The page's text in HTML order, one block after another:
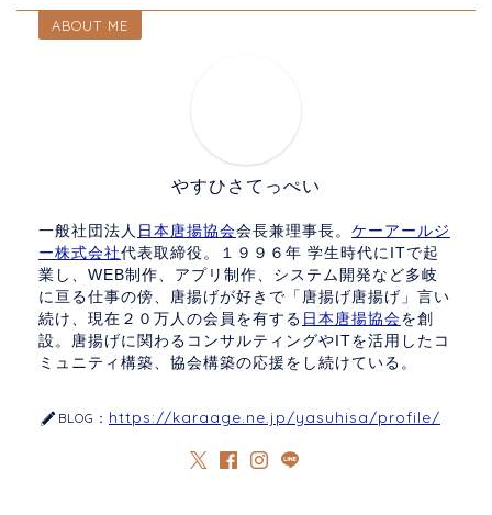
ABOUT ME
やすひさてっぺい
一般社団法人 日本唐揚協会会長兼理事長。 ケーアールジ
ー株式会社代表取締役。１９９６年 学生時代にITで起
業し、WEB制作、アプリ制作、システム開発など多岐
に亘る仕事の傍、唐揚げが好きで「唐揚げ唐揚げ」言い
続け、現在２０万人の会員を有する 日本唐揚協会を創
設。唐揚げに関わるコンサルティングやITを活用したコ
ミュニティ構築、協会構築の応援をし続けている。
BLOG： https://karaage.ne.jp/yasuhisa/profile/